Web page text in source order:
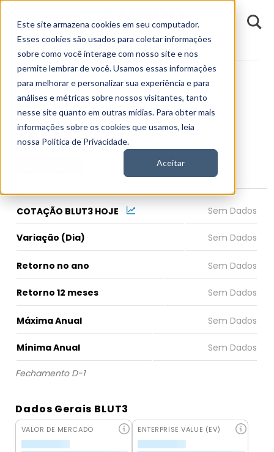
Este site armazena cookies em seu computador.
Esses cookies são usados para coletar informações
sobre como você interage com nosso site e nos
permite lembrar de você. Usamos essas informações
para melhorar e personalizar sua experiência e para
análises e métricas sobre nossos visitantes, tanto
nesse site quanto em outras mídias. Para obter mais
informações sobre os cookies que usamos, leia
nossa Política de Privacidade.
Aceitar
Fundamentos BLUT3
BLUT3
Blue Tech Solutions E.Q.I. S.A.
COTAÇÃO BLUT3 HOJE
Variação (Dia)
Retorno no ano
Retorno 12 meses
Máxima Anual
Mínima Anual
Fechamento D-1
Dados Gerais BLUT3
VALOR DE MERCADO ENTERPRISE VALUE (EV)